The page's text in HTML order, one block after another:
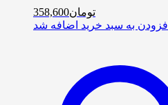
تومان358,600
افزودن به سبد خرید اضافه شد